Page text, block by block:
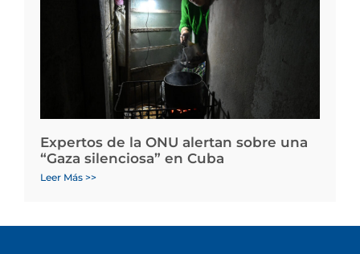
Expertos de la ONU alertan sobre una
“Gaza silenciosa” en Cuba
Leer Más >>